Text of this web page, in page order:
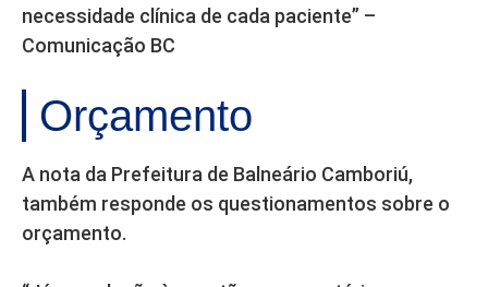
necessidade clínica de cada paciente” –
Comunicação BC
Orçamento
A nota da Prefeitura de Balneário Camboriú,
também responde os questionamentos sobre o
orçamento.